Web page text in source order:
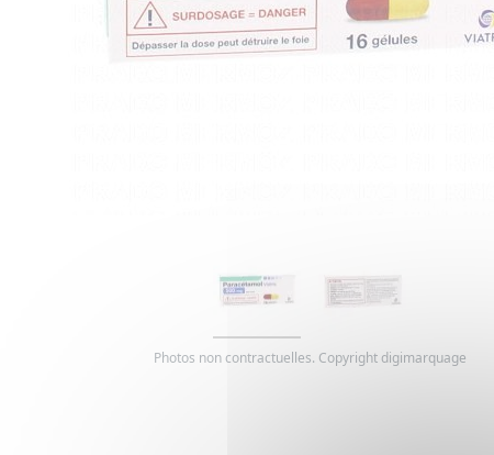
Photos non contractuelles. Copyright digimarquage